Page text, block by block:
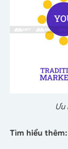
Tìm hiểu thêm: